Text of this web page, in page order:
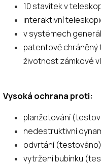
10 stavítek v
interaktivní
v systémech
patentově chráněný
životnost zámkové
Vysoká ochrana proti:
planžetování
nedestruktivní
odvrtání (testováno)
vytržení bubínku